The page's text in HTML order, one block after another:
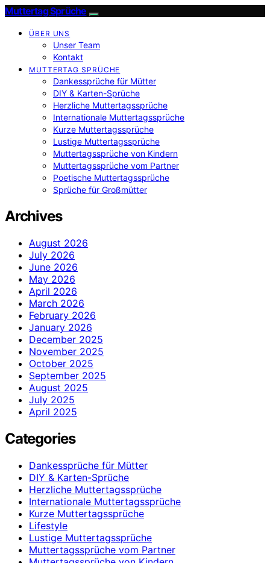
Muttertag Sprüche
ÜBER UNS
Unser Team
Kontakt
MUTTERTAG SPRÜCHE
Dankessprüche für Mütter
DIY & Karten-Sprüche
Herzliche Muttertagssprüche
Internationale Muttertagssprüche
Kurze Muttertagssprüche
Lustige Muttertagssprüche
Muttertagssprüche von Kindern
Muttertagssprüche vom Partner
Poetische Muttertagssprüche
Sprüche für Großmütter
Archives
August 2026
July 2026
June 2026
May 2026
April 2026
March 2026
February 2026
January 2026
December 2025
November 2025
October 2025
September 2025
August 2025
July 2025
April 2025
Categories
Dankessprüche für Mütter
DIY & Karten-Sprüche
Herzliche Muttertagssprüche
Internationale Muttertagssprüche
Kurze Muttertagssprüche
Lifestyle
Lustige Muttertagssprüche
Muttertagssprüche vom Partner